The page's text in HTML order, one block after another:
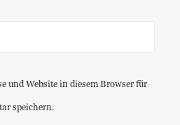
und Website in diesem Browser für
speichern.